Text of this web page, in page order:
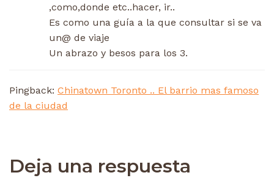
,como,donde etc..hacer, ir..
Es como una guía a la que consultar si se va
un@ de viaje
Un abrazo y besos para los 3.
Pingback: Chinatown Toronto .. El barrio mas famoso
de la ciudad
Deja una respuesta